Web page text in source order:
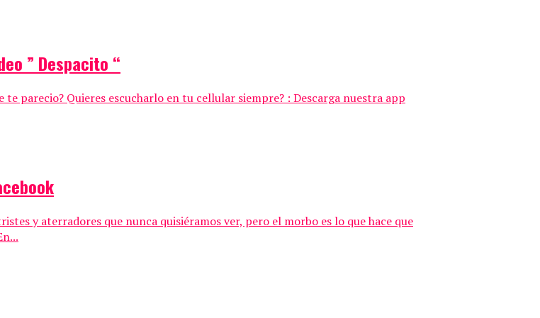
” Despacito “
te parecio? Quieres escucharlo en tu cellular siempre? : Descarga nuestra app
y aterradores que nunca quisiéramos ver, pero el morbo es lo que hace que